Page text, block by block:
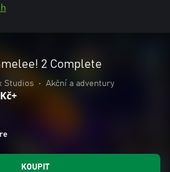
2 Complete
Studios • Akční a adventury
KOUPIT